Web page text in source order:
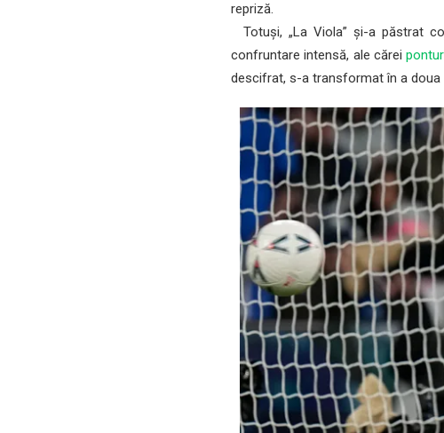
repriză.
Totuși, „La Viola” și-a păstrat
confruntare intensă, ale cărei
descifrat, s-a transformat în a doua